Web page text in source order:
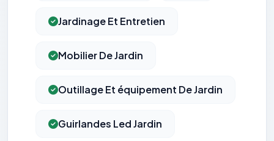
Jardinage Et Entretien
Mobilier De Jardin
Outillage Et équipement De Jardin
Guirlandes Led Jardin